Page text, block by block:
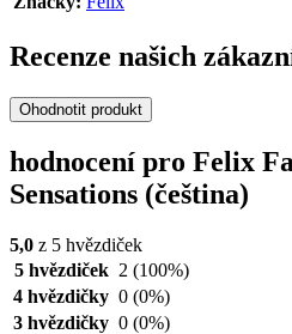
Recenze našich
Ohodnotit produkt
hodnocení pro Felix
Sensations (čeština)
5,0 z 5 hvězdiček
5 hvězdiček 2 (100%)
4 hvězdičky 0 (0%)
3 hvězdičky 0 (0%)